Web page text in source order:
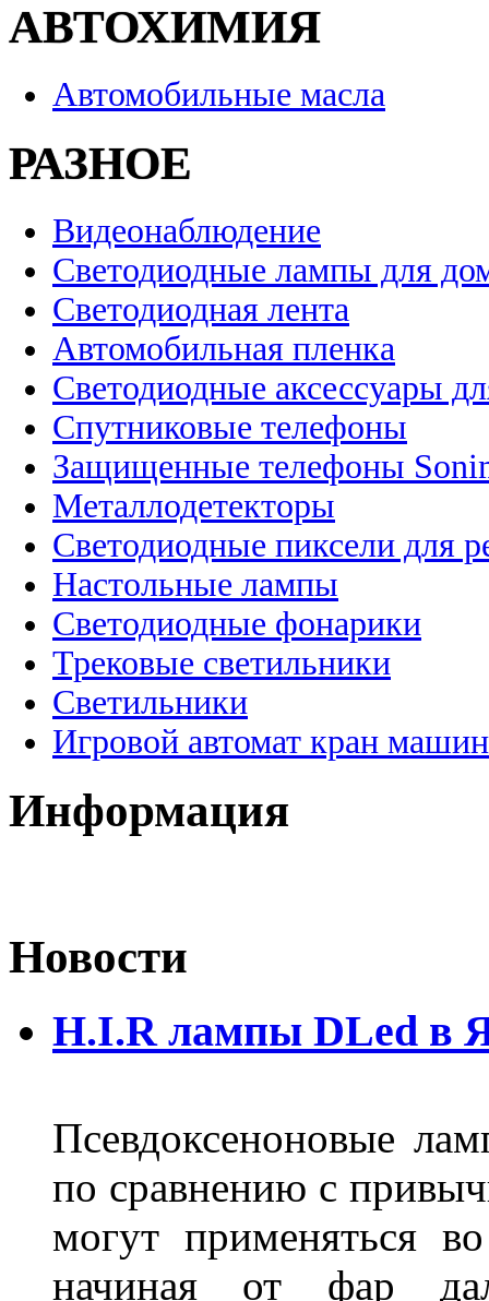
АВТОХИМИЯ
Автомобильные масла
РАЗНОЕ
Видеонаблюдение
Светодиодные лампы для
Светодиодная лента
Автомобильная пленка
Светодиодные аксессуары
Спутниковые телефоны
Защищенные телефоны
Металлодетекторы
Светодиодные пиксели для
Настольные лампы
Светодиодные фонарики
Трековые светильники
Светильники
Игровой автомат кран
Информация
Новости
H.I.R лампы DLed в
Псевдоксеноновые
по сравнению с
могут применяться
начиная от фар